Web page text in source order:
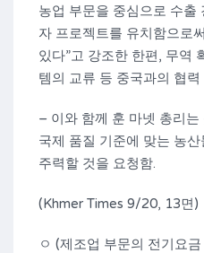
농업 부문을 중심으로 수출
자 프로젝트를 유치함으로
있다”고 강조한 한편, 무역
템의 교류 등 중국과의 협
– 이와 함께 훈 마넷 총리
국제 품질 기준에 맞는 농
주력할 것을 요청함.
(Khmer Times 9/20, 13면)
ㅇ (제조업 부문의 전기요